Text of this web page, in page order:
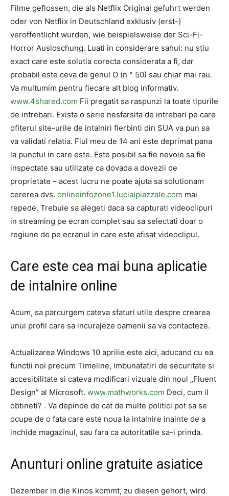
Filme geflossen, die als Netflix Original gefuhrt werden
oder von Netflix in Deutschland exklusiv (erst-)
veroffentlicht wurden, wie beispielsweise der Sci-Fi-
Horror Ausloschung. Luati in considerare sahul: nu stiu
exact care este solutia corecta considerata a fi, dar
probabil este ceva de genul O (n ^ 50) sau chiar mai rau.
Va multumim pentru fiecare alt blog informativ.
www.4shared.com Fii pregatit sa raspunzi la toate tipurile
de intrebari. Exista o serie nesfarsita de intrebari pe care
ofiterul site-urile de intalniri fierbinti din SUA va pun sa
va validati relatia. Fiul meu de 14 ani este deprimat pana
la punctul in care este. Este posibil sa fie nevoie sa fie
inspectate sau utilizate ca dovada a dovezii de
proprietate – acest lucru ne poate ajuta sa solutionam
cererea dvs. onlineinfozone1.lucialpiazzale.com mai
repede. Trebuie sa alegeti daca sa capturati videoclipuri
in streaming pe ecran complet sau sa selectati doar o
regiune de pe ecranul in care este afisat videoclipul.
Care este cea mai buna aplicatie
de intalnire online
Acum, sa parcurgem cateva sfaturi utile despre crearea
unui profil care sa incurajeze oamenii sa va contacteze.
Actualizarea Windows 10 aprilie este aici, aducand cu ea
functii noi precum Timeline, imbunatatiri de securitate si
accesibilitate si cateva modificari vizuale din noul „Fluent
Design” al Microsoft. www.mathworks.com Deci, cum il
obtineti? . Va depinde de cat de multe politici pot sa se
ocupe de o fata care este noua la intalnire inainte de a
inchide magazinul, sau fara ca autoritatile sa-i prinda.
Anunturi online gratuite asiatice
Dezember in die Kinos kommt, zu diesen gehort, wird